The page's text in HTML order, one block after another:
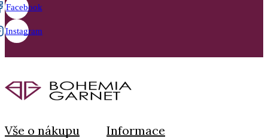
Facebook
Instagram
Vše o nákupu Informace